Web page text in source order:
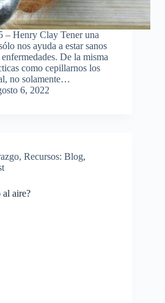
– Henry Clay Tener una
nos ayuda a estar sanos
De la misma
como cepillarnos los
no solamente…
6, 2022
, Recursos: Blog,
al aire?